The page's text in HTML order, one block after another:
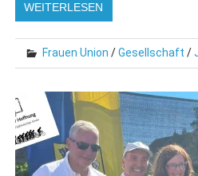
WEITERLESEN
Frauen Union /Gesellschaft /